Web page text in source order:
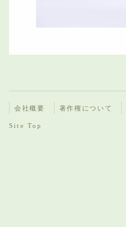
会社概要 著作権について
Site Top